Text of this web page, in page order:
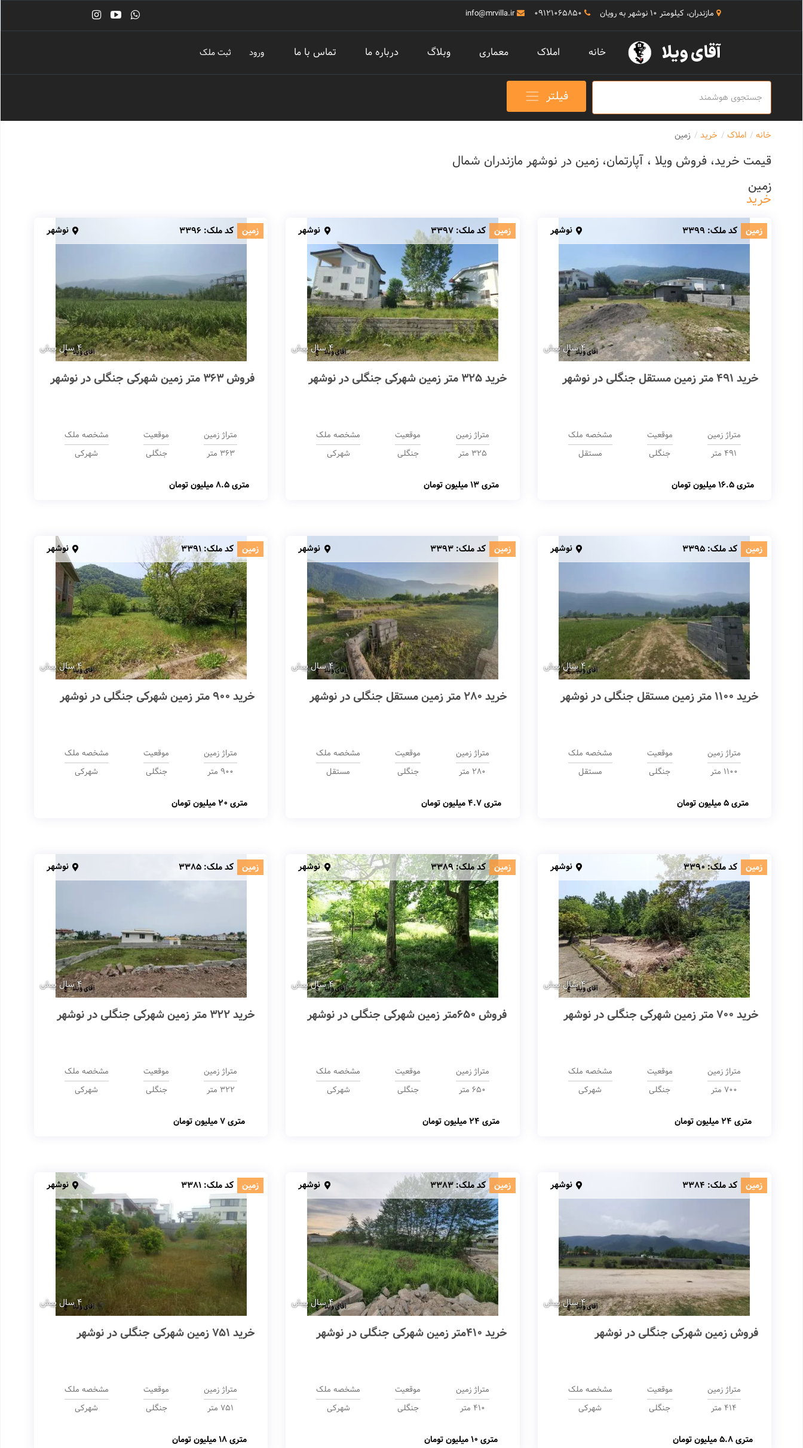
مازندران، کیلومتر 10 نوشهر به رویان 09121065850
info@mrvilla.ir
خانه املاک معماری وبلاگ درباره ما تماس با ما ورود ثبت ملک
فیلتر
خانه املاک خرید زمین
قیمت خرید، فروش ویلا ، آپارتمان، زمین در نوشهر مازندران شمال
زمین
خرید
4 سال پیش
زمین کد ملک: 3399 نوشهر
خرید 491 متر زمین مستقل جنگلی در نوشهر
متراژ زمین
491 متر
موقعیت
جنگلی
مشخصه ملک
مستقل
متری16.5 میلیون تومان
4 سال پیش
زمین کد ملک:3397 نوشهر
خرید 325 متر زمین شهرکی جنگلی در نوشهر
متراژ زمین
325 متر
موقعیت
جنگلی
مشخصه ملک
شهرکی
متری13 میلیون تومان
4 سال پیش
زمین کد ملک: 3396 نوشهر
فروش 363 متر زمین شهرکی جنگلی در نوشهر
متراژ زمین
363 متر
موقعیت
جنگلی
مشخصه ملک
شهرکی
متری8.5 میلیون تومان
4 سال پیش
زمین کد ملک: 3395 نوشهر
خرید 1100 متر زمین مستقل جنگلی در نوشهر
متراژ زمین
1100 متر
موقعیت
جنگلی
مشخصه ملک
مستقل
متری5 میلیون تومان
4 سال پیش
زمین کد ملک:3393 نوشهر
خرید 280 متر زمین مستقل جنگلی در نوشهر
متراژ زمین
280 متر
موقعیت
جنگلی
مشخصه ملک
مستقل
متری4.7 میلیون تومان
4 سال پیش
زمین کد ملک:3391 نوشهر
خرید 900 متر زمین شهرکی جنگلی در نوشهر
متراژ زمین
900 متر
موقعیت
جنگلی
مشخصه ملک
شهرکی
متری 20 میلیون تومان
4 سال پیش
زمین کد ملک:3390 نوشهر
خرید 700 متر زمین شهرکی جنگلی در نوشهر
متراژ زمین
700 متر
موقعیت
جنگلی
مشخصه ملک
شهرکی
متری 24 میلیون تومان
4 سال پیش
زمین کد ملک:3389 نوشهر
فروش 650متر زمین شهرکی جنگلی در نوشهر
متراژ زمین
650 متر
موقعیت
جنگلی
مشخصه ملک
شهرکی
متری 24 میلیون تومان
4 سال پیش
زمین کد ملک: 3385 نوشهر
خرید 322 متر زمین شهرکی جنگلی در نوشهر
متراژ زمین
322 متر
موقعیت
جنگلی
مشخصه ملک
شهرکی
متری7 میلیون تومان
4 سال پیش
زمین کد ملک: 3384 نوشهر
فروش زمین شهرکی جنگلی در نوشهر
متراژ زمین
414 متر
موقعیت
جنگلی
مشخصه ملک
شهرکی
متری5.8 میلیون تومان
4 سال پیش
زمین کد ملک:3383 نوشهر
خرید 410متر زمین شهرکی جنگلی در نوشهر
متراژ زمین
410 متر
موقعیت
جنگلی
مشخصه ملک
شهرکی
متری 10 میلیون تومان
4 سال پیش
زمین کد ملک: 3381 نوشهر
خرید 751 زمین شهرکی جنگلی در نوشهر
متراژ زمین
751 متر
موقعیت
جنگلی
مشخصه ملک
شهرکی
متری18 میلیون تومان